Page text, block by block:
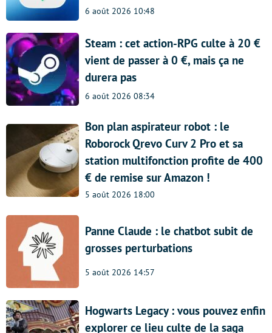
6 août 2026 10:48
Steam : cet action-RPG culte à 20 €
vient de passer à 0 €, mais ça ne
durera pas
6 août 2026 08:34
Bon plan aspirateur robot : le
Roborock Qrevo Curv 2 Pro et sa
station multifonction profite de 400
€ de remise sur Amazon !
5 août 2026 18:00
Panne Claude : le chatbot subit de
grosses perturbations
5 août 2026 14:57
Hogwarts Legacy : vous pouvez enfin
explorer ce lieu culte de la saga